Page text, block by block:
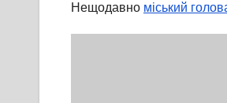
Нещодавно міський